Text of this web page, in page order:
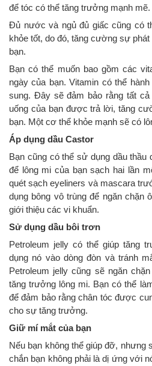
để tóc có thể tăng trưởng mạnh mẽ.
Đủ nước và ngủ đủ giấc cũng có
khỏe tốt, do đó, tăng cường sự
bạn.
Bạn có thể muốn bao gồm các
ngày của bạn. Vitamin có thể
sung. Đây sẽ đảm bảo rằng tất
uống của bạn được trả lời, tăng
bạn. Một cơ thể khỏe mạnh sẽ có
Áp dụng dầu Castor
Bạn cũng có thể sử dụng dầu thầu
để lông mi của bạn sạch hai lần
quét sạch eyeliners và mascara
dụng bông vô trùng để ngăn chặn
giới thiệu các vi khuẩn.
Sử dụng dầu bôi trơn
Petroleum jelly có thể giúp tăng
dụng nó vào dòng đòn và tránh
Petroleum jelly cũng sẽ ngăn
tăng trưởng lông mi. Bạn có thể
để đảm bảo rằng chân tóc được
cho sự tăng trưởng.
Giữ mí mắt của bạn
Nếu bạn không thể giúp đỡ, nhưng
chắn bạn không phải là dị ứng với